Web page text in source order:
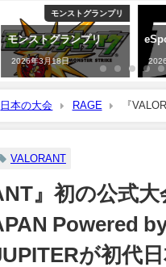
eSports全般
eSports魂とは？
2026年3月18日
日本の大会 RAGE
『
VALORANT
』初の公式
Powered
が初代